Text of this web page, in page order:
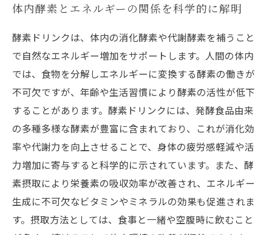
体内酵素とエネルギーの関係を科学的に解明
酵素ドリンクは、体内の消化酵素や代謝酵素を補うこと
で自然なエネルギー増加をサポートします。人間の体内
では、食物を分解しエネルギーに変換する酵素の働きが
不可欠ですが、年齢や生活習慣により酵素の活性が低下
することがあります。酵素ドリンクには、発酵食品由来
の多種多様な酵素が豊富に含まれており、これが消化効
率や代謝力を向上させることで、身体の疲労感軽減や活
力増加に寄与すると科学的に示されています。また、酵
素摂取により栄養素の吸収効率が改善され、エネルギー
生成に不可欠なビタミンやミネラルの効果も促進されま
す。摂取方法としては、食事と一緒や空腹時に飲むこと